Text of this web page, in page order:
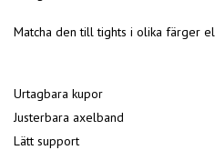
Matcha den till tights i olika färger
Urtagbara kupor
Justerbara axelband
Lätt support